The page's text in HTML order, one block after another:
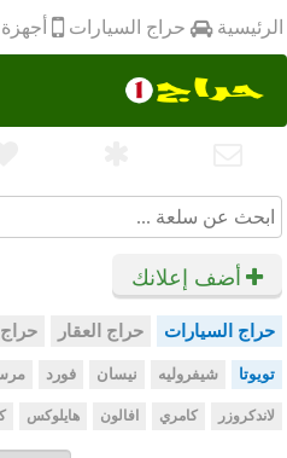
الرئيسية حراج السيارات أجهزة
أضف إعلانك
حراج السيارات حراج العقار حراج
تويوتا شيفروليه نيسان فورد
لاندكروزر كامري افالون هايلوكس